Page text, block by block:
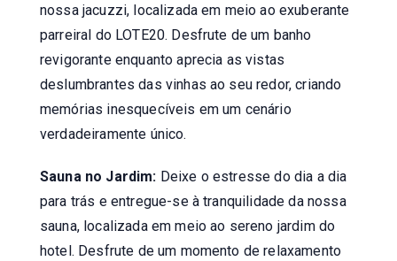
nossa jacuzzi, localizada em meio ao exuberante
parreiral do LOTE20. Desfrute de um banho
revigorante enquanto aprecia as vistas
deslumbrantes das vinhas ao seu redor, criando
memórias inesquecíveis em um cenário
verdadeiramente único.
Sauna no Jardim: Deixe o estresse do dia a dia
para trás e entregue-se à tranquilidade da nossa
sauna, localizada em meio ao sereno jardim do
hotel. Desfrute de um momento de relaxamento